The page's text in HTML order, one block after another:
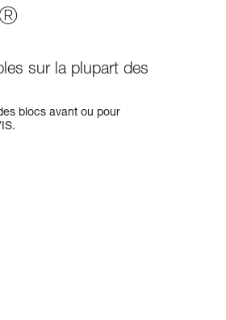
sur la plupart des
blocs avant ou pour